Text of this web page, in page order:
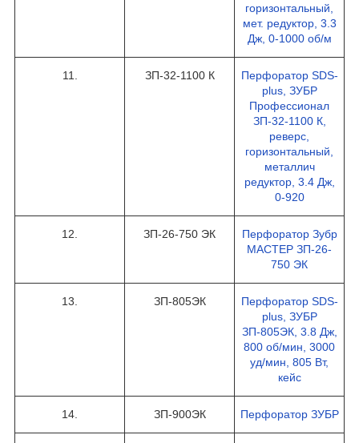
горизонтальный,
мет. редуктор, 3.3
Дж, 0-1000 об/м
11. ЗП-32-1100 К
Перфоратор SDS-
plus, ЗУБР
Профессионал
ЗП-32-1100 К,
реверс,
горизонтальный,
металлич
редуктор, 3.4 Дж,
0-920
12. ЗП-26-750 ЭК
Перфоратор Зубр
МАСТЕР ЗП-26-
750 ЭК
13. ЗП-805ЭК
Перфоратор SDS-
plus, ЗУБР
ЗП-805ЭК, 3.8 Дж,
800 об/мин, 3000
уд/мин, 805 Вт,
кейс
14. ЗП-900ЭК Перфоратор ЗУБР